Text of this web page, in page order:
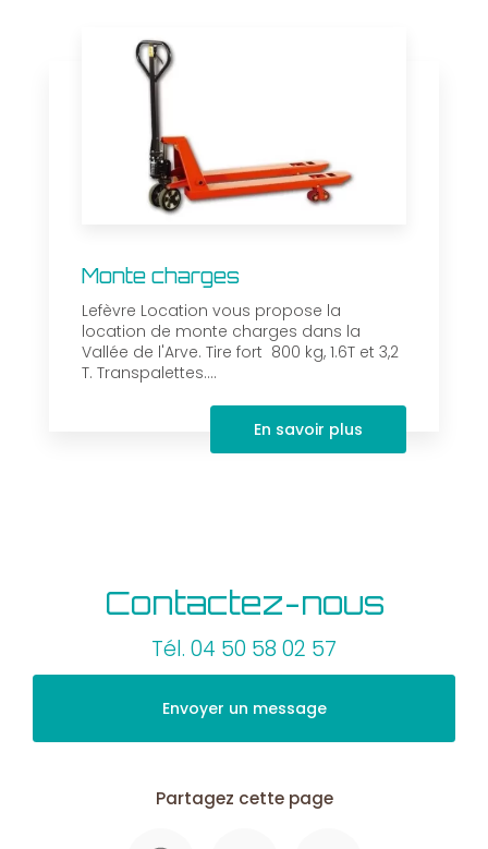
Monte charges
Lefèvre Location vous propose la
location de monte charges dans la
Vallée de l'Arve. Tire fort 800 kg, 1.6T et 3,2
T. Transpalettes....
En savoir plus
Contactez-nous
Tél. 04 50 58 02 57
Envoyer un message
Partagez cette page